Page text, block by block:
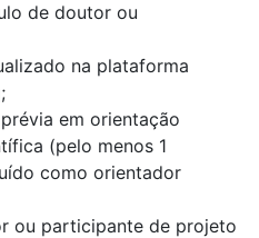
de doutor ou
na plataforma
em orientação
(pelo menos 1
como orientador
ou participante de projeto